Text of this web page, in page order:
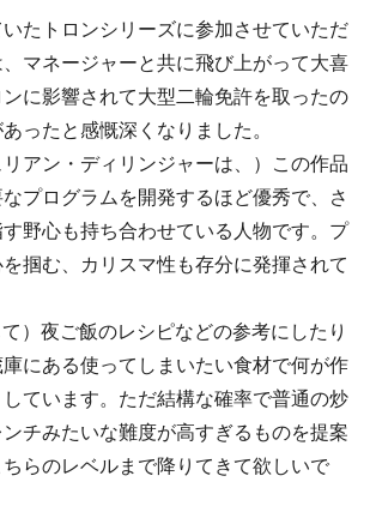
たトロンシリーズに参加させていただ
マネージャーと共に飛び上がって大喜
に影響されて大型二輪免許を取ったの
ったと感慨深くなりました。
リアン・ディリンジャーは、）この作品
プログラムを開発するほど優秀で、さ
野心も持ち合わせている人物です。プ
掴む、カリスマ性も存分に発揮されて
て）夜ご飯のレシピなどの参考にしたり
にある使ってしまいたい食材で何が作
ています。ただ結構な確率で普通の炒
チみたいな難度が高すぎるものを提案
らのレベルまで降りてきて欲しいで